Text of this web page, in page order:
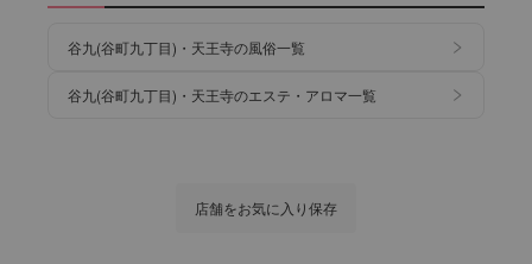
谷九(谷町九丁目)・天王寺の風俗一覧
谷九(谷町九丁目)・天王寺のエステ・アロマ一覧
店舗をお気に入り保存